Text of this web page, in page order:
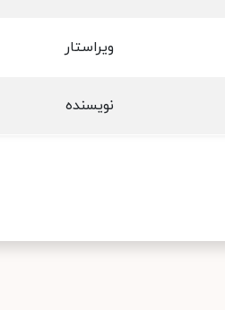
ویراستار
نویسنده